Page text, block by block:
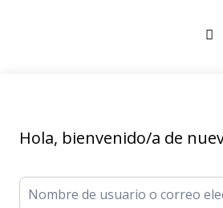
Hola, bienvenido/a de